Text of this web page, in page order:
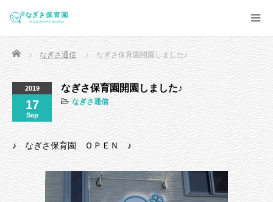
Home なぎさ通信 なぎさ保育園開園しました♪
2019
17
Sep
なぎさ保育園開園しました♪
なぎさ通信
♪ なぎさ保育園 ＯＰＥＮ ♪